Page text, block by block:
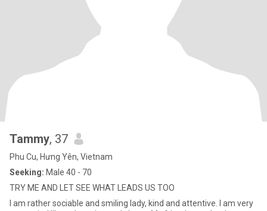
Tammy, 37
Phu Cu, Hưng Yên, Vietnam
Seeking: Male 40 - 70
TRY ME AND LET SEE WHAT LEADS US TOO
I am rather sociable and smiling lady, kind and attentive. I am very